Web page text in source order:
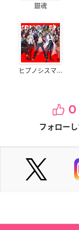
銀魂
ヒプノシスマ...
フォロー